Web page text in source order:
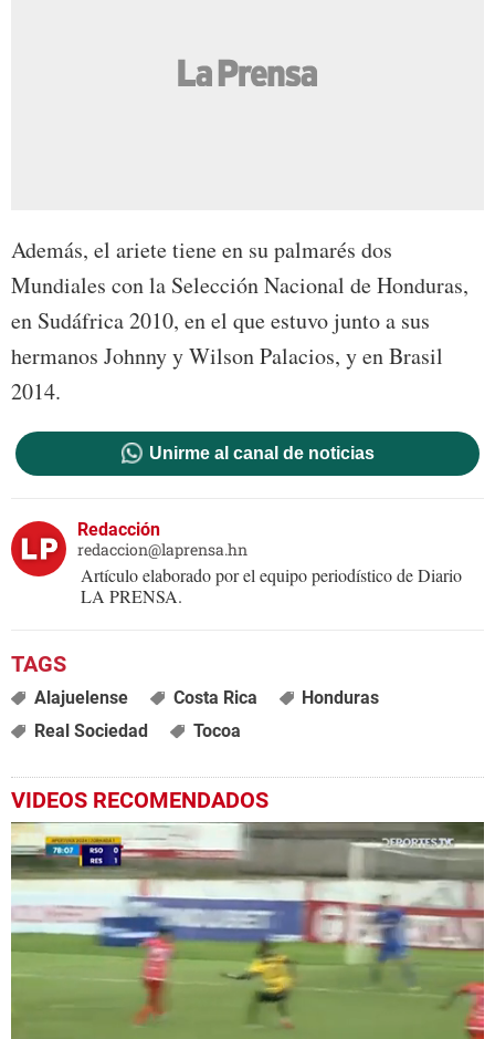
Además, el ariete tiene en su palmarés dos
Mundiales con la Selección Nacional de Honduras,
en Sudáfrica 2010, en el que estuvo junto a sus
hermanos Johnny y Wilson Palacios, y en Brasil
2014.
Unirme al canal de noticias
Redacción
redaccion@laprensa.hn
Artículo elaborado por el equipo periodístico de Diario
LA PRENSA.
Alajuelense Costa Rica
Honduras
Real Sociedad
Tocoa
VIDEOS RECOMENDADOS